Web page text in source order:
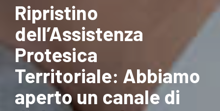
Ripristino
dell’Assistenza
Protesica
Territoriale: Abbiamo
aperto un canale di